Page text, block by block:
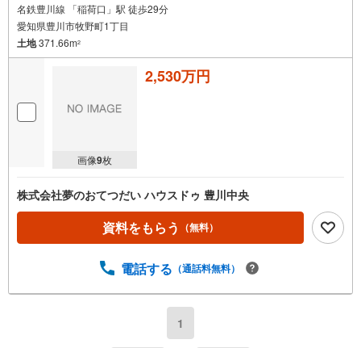
名鉄豊川線 「稲荷口」駅 徒歩29分
愛知県豊川市牧野町1丁目
土地371.66m2
画像9枚
2,530万円
株式会社夢のおてつだい ハウスドゥ 豊川中央
資料をもらう （無料）
電話する （通話料無料）
1